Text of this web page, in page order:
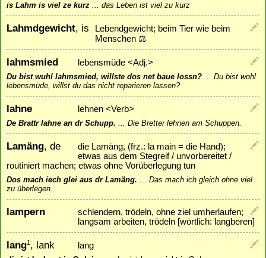
is Lahm is viel ze kurz ... das Leben ist viel zu kurz
Lahmdgewicht, is
Lebendgewicht; beim Tier wie beim
Menschen ⚖️
lahmsmied lebensmüde <Adj.>
Du bist wuhl lahmsmied, willste dos net baue lossn? ... Du bist wohl
lebensmüde, willst du das nicht reparieren lassen?
lahne lehnen <Verb>
De Brattr lahne an dr Schupp. ... Die Bretter lehnen am Schuppen.
Lamäng, de
die Lamäng, (frz.: la main = die Hand);
etwas aus dem Stegreif / unvorbereitet /
routiniert machen; etwas ohne Vorüberlegung tun
Dos mach iech glei aus dr Lamäng. ... Das mach ich gleich ohne viel
zu überlegen.
lampern
schlendern, trödeln, ohne ziel umherlaufen;
langsam arbeiten, trödeln [wörtlich: langberen]
lang1, lank lang